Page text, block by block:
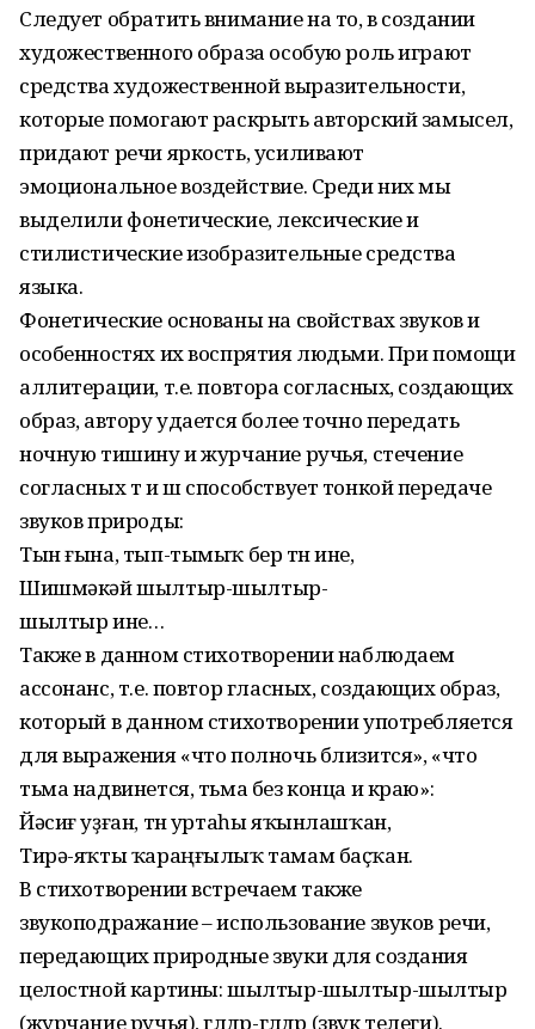
Следует обратить внимание на то, в создании
художественного образа особую роль играют
средства художественной выразительности,
которые помогают раскрыть авторский замысел,
придают речи яркость, усиливают
эмоциональное воздействие. Среди них мы
выделили фонетические, лексические и
стилистические изобразительные средства
языка.
Фонетические основаны на свойствах звуков и
особенностях их воспрятия людьми. При помощи
аллитерации, т.е. повтора согласных, создающих
образ, автору удается более точно передать
ночную тишину и журчание ручья, стечение
согласных т и ш способствует тонкой передаче
звуков природы:
Тын ғына, тып-тымыҡ бер төн ине,
Шишмәкәй шылтыр-шылтыр-
шылтыр ине…
Также в данном стихотворении наблюдаем
ассонанс, т.е. повтор гласных, создающих образ,
который в данном стихотворении употребляется
для выражения «что полночь близится», «что
тьма надвинется, тьма без конца и краю»:
Йәсиғ уҙған, төн уртаһы яҡынлашҡан,
Тирә-яҡты ҡараңғылыҡ тамам баҫҡан.
В стихотворении встречаем также
звукоподражание – использование звуков речи,
передающих природные звуки для создания
целостной картины: шылтыр-шылтыр-шылтыр
(журчание ручья), гөлдөр-гөлдөр (звук телеги).